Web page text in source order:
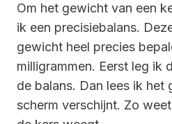
Om het gewicht van een
ik een precisiebalans.
gewicht heel precies
milligrammen. Eerst leg ik
de balans. Dan lees ik het
scherm verschijnt. Zo